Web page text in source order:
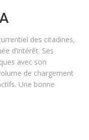
des citadines,
d’intérêt. Ses
avec son
de chargement
Une bonne